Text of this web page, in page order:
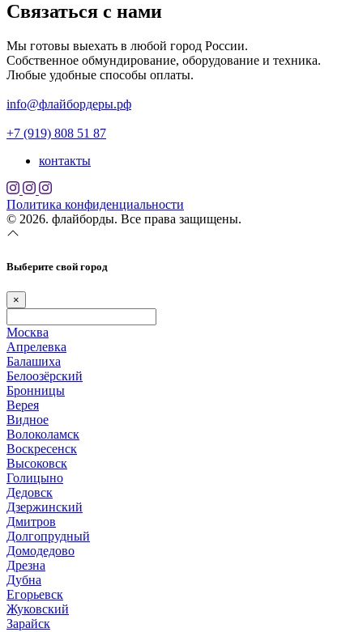
Связаться с нами
Мы готовы выехать в любой город России.
Собственное обмундирование, оборудование и техника.
Любые удобные способы оплаты.
info@флайбордеры.рф
+7 (919) 808 51 87
контакты
Политика конфиденциальности
© 2026. флайборды. Все права защищены.
Выберите свой город
×
Москва
Апрелевка
Балашиха
Белоозёрский
Бронницы
Верея
Видное
Волоколамск
Воскресенск
Высоковск
Голицыно
Дедовск
Дзержинский
Дмитров
Долгопрудный
Домодедово
Дрезна
Дубна
Егорьевск
Жуковский
Зарайск